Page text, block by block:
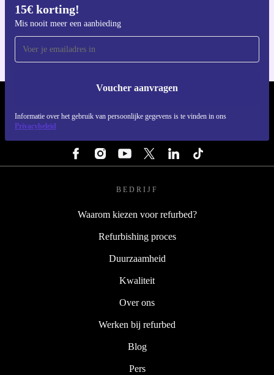
15€ korting!
Mis nooit meer een aanbieding
Voucher aanvragen
Informatie over het gebruik van persoonlijke gegevens is te vinden in ons
Privacybeleid
Voor iOS en Android
BEDRIJF
Waarom kiezen voor refurbed?
Refurbishing proces
Duurzaamheid
Kwaliteit
Over ons
Werken bij refurbed
Blog
Pers